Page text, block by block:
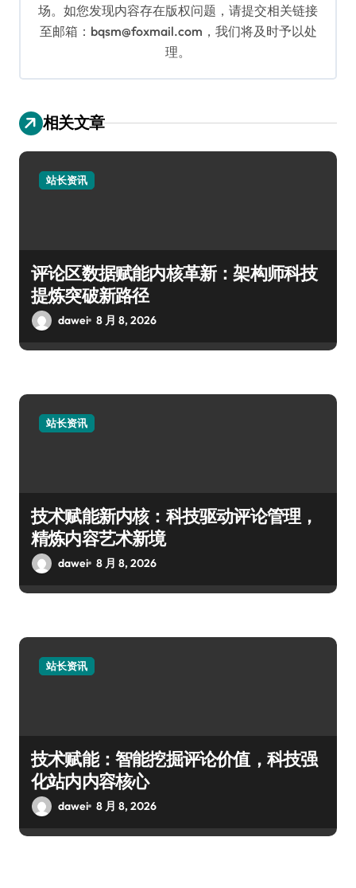
场。如您发现内容存在版权问题，请提交相关链接
至邮箱：bqsm@foxmail.com，我们将及时予以处
理。
相关文章
站长资讯
评论区数据赋能内核革新：架构师科技
提炼突破新路径
dawei 8 月 8, 2026
站长资讯
技术赋能新内核：科技驱动评论管理，
精炼内容艺术新境
dawei 8 月 8, 2026
站长资讯
技术赋能：智能挖掘评论价值，科技强
化站内内容核心
dawei 8 月 8, 2026